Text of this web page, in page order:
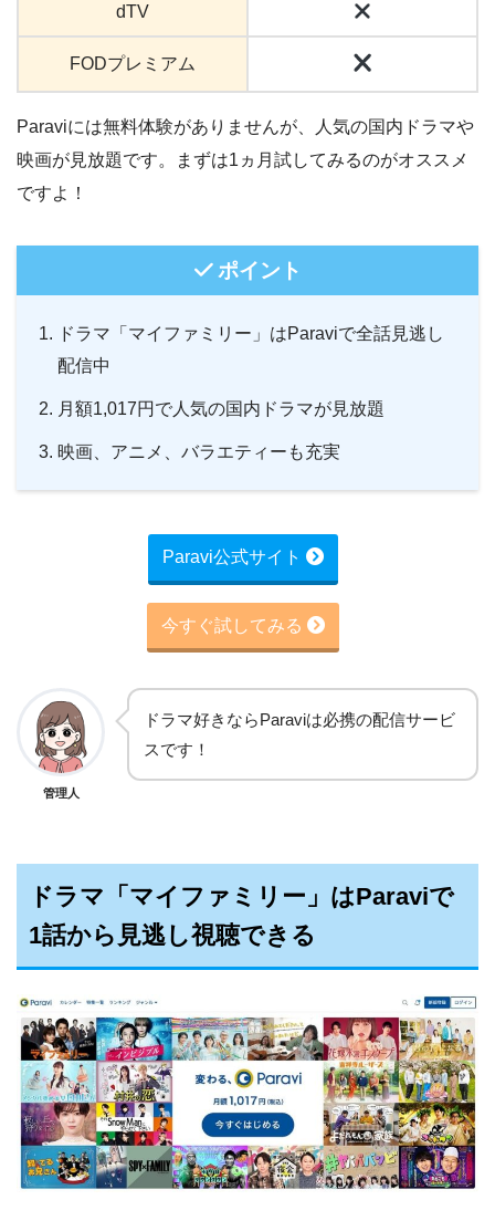
dTV
FODプレミアム
Paraviには無料体験がありませんが、人気の国内ドラマや
映画が見放題です。まずは1ヵ月試してみるのがオススメ
ですよ！
ポイント
ドラマ「マイファミリー」はParaviで全話見逃し
配信中
月額1,017円で人気の国内ドラマが見放題
映画、アニメ、バラエティーも充実
Paravi公式サイト
今すぐ試してみる
管理人
ドラマ好きならParaviは必携の配信サービ
スです！
ドラマ「マイファミリー」はParaviで
1話から見逃し視聴できる